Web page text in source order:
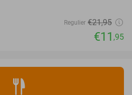
Regulier €21,95
€11 ,95